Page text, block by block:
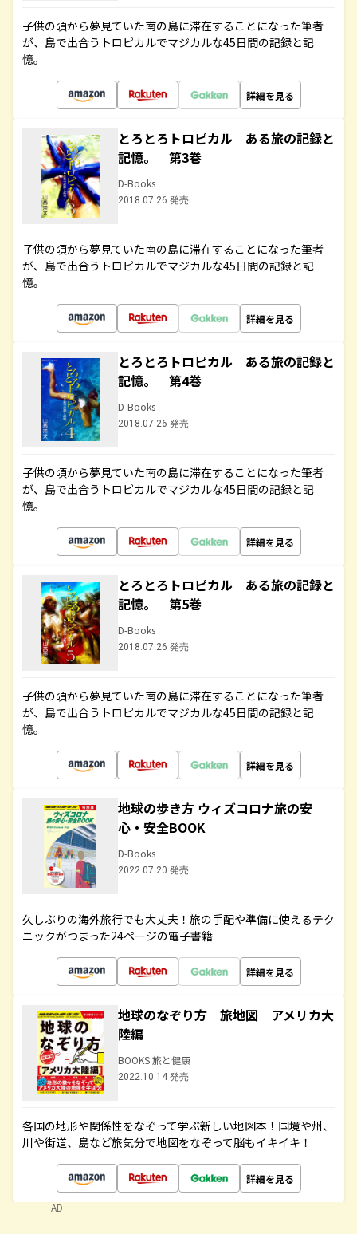
子供の頃から夢見ていた南の島に滞在することになった筆者
が、島で出合うトロピカルでマジカルな45日間の記録と記
憶。
詳細を見る
とろとろトロピカル ある旅の記録と
記憶。 第3巻
D-Books
2018.07.26 発売
子供の頃から夢見ていた南の島に滞在することになった筆者
が、島で出合うトロピカルでマジカルな45日間の記録と記
憶。
詳細を見る
とろとろトロピカル ある旅の記録と
記憶。 第4巻
D-Books
2018.07.26 発売
子供の頃から夢見ていた南の島に滞在することになった筆者
が、島で出合うトロピカルでマジカルな45日間の記録と記
憶。
詳細を見る
とろとろトロピカル ある旅の記録と
記憶。 第5巻
D-Books
2018.07.26 発売
子供の頃から夢見ていた南の島に滞在することになった筆者
が、島で出合うトロピカルでマジカルな45日間の記録と記
憶。
詳細を見る
地球の歩き方 ウィズコロナ旅の安
心・安全BOOK
D-Books
2022.07.20 発売
久しぶりの海外旅行でも大丈夫！旅の手配や準備に使えるテク
ニックがつまった24ページの電子書籍
詳細を見る
地球のなぞり方 旅地図 アメリカ大
陸編
BOOKS 旅と健康
2022.10.14 発売
各国の地形や関係性をなぞって学ぶ新しい地図本！国境や州、
川や街道、島など旅気分で地図をなぞって脳もイキイキ！
詳細を見る
AD